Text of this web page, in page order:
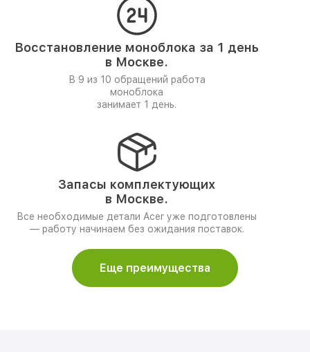
Восстановление моноблока за 1 день
в Москве.
В 9 из 10 обращений работа
моноблока
занимает 1 день.
Запасы комплектующих
в Москве.
Все необходимые детали Acer уже подготовлены
— работу начинаем без ожидания поставок.
Еще преимущества